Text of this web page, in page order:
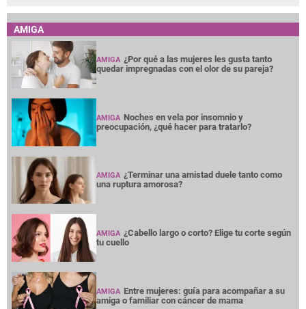
AMIGA
AMIGA ¿Por qué a las mujeres les gusta tanto
quedar impregnadas con el olor de su pareja?
AMIGA Noches en vela por insomnio y
preocupación, ¿qué hacer para tratarlo?
AMIGA ¿Terminar una amistad duele tanto como
una ruptura amorosa?
AMIGA ¿Cabello largo o corto? Elige tu corte según
tu cuello
AMIGA Entre mujeres: guía para acompañar a su
amiga o familiar con cáncer de mama